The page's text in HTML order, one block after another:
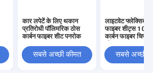
कार लपेटें के लिए थकान
प्रतिरोधी पॉलिमरिक ठोस
कार्बन फाइबर शीट पनरोक
सबसे अच्छी कीमत
लाइटवेट फ्लेक्सिबल
फाइबर शीट्स 1000
कार्बन फाइबर
सबसे अच्छी